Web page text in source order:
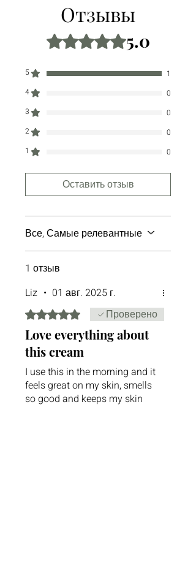
Отзывы
Оценка: 5 из 5 звезд.5.0
5
1
4
0
3
0
2
0
1
0
Оставить отзыв
Все, Самые релевантные
1 отзыв
Liz • 01 авг. 2025 г.
Оценка: 5 из 5 звезд.Проверено
Love everything about
this cream
I use this in the morning and it
feels great on my skin, smells
so good and keeps my skin